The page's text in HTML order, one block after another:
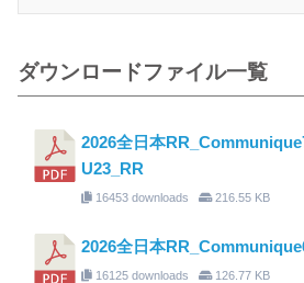
ダウンロードファイル一覧
2026全日本
U23_RR
16453 downloads 216.55 KB
2026全日本
16125 downloads 126.77 KB